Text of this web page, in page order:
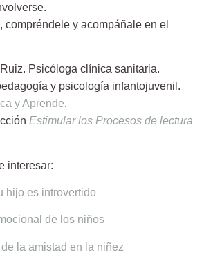
y acompáñale en el
Psicóloga clínica sanitaria.
y psicología infantojuvenil.
y Aprende.
Estimular los Procesos de lectura
interesar:
hijo es introvertido
de los niños
de la amistad en la niñez